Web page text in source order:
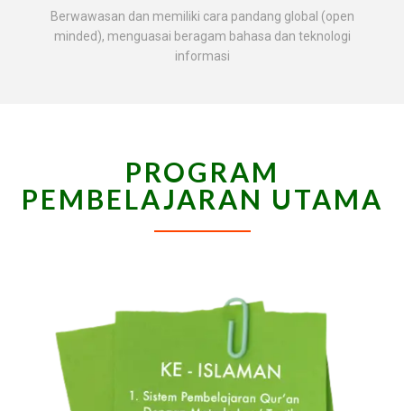
Berwawasan dan memiliki cara pandang global (open
minded), menguasai beragam bahasa dan teknologi
informasi
PROGRAM
PEMBELAJARAN UTAMA